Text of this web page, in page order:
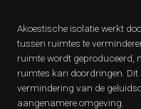
Akoestische isolatie werkt
tussen ruimtes te
ruimte wordt geproduceerd,
ruimtes kan doordringen. Dit
vermindering van de
aangenamere omgeving.